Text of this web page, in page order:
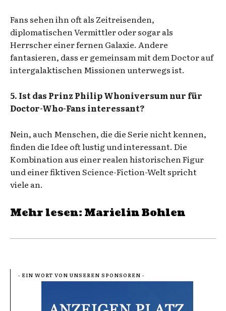
Fans sehen ihn oft als Zeitreisenden,
diplomatischen Vermittler oder sogar als
Herrscher einer fernen Galaxie. Andere
fantasieren, dass er gemeinsam mit dem Doctor auf
intergalaktischen Missionen unterwegs ist.
5. Ist das Prinz Philip Whoniversum nur für
Doctor-Who-Fans interessant?
Nein, auch Menschen, die die Serie nicht kennen,
finden die Idee oft lustig und interessant. Die
Kombination aus einer realen historischen Figur
und einer fiktiven Science-Fiction-Welt spricht
viele an.
Mehr lesen:Marielin Bohlen
- EIN WORT VON UNSEREN SPONSOREN -